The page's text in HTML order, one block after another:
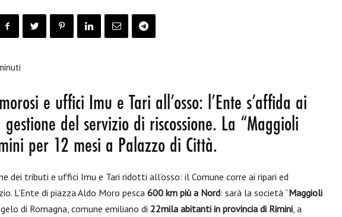
e uffici Imu e Tari all’osso: l’Ente s’affida ai
del servizio di riscossione. La “Maggioli
per 12 mesi a Palazzo di Città.
dei tributi e uffici Imu e Tari ridotti all’osso: il Comune corre ai ripari ed
L’Ente di piazza Aldo Moro pesca 600 km più a Nord: sarà la società “Maggioli
di Romagna, comune emiliano di 22mila abitanti in provincia di Rimini, a